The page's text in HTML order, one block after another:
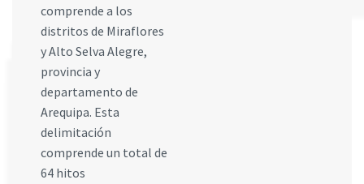
comprende a los
distritos de Miraflores
y Alto Selva Alegre,
provincia y
departamento de
Arequipa. Esta
delimitación
comprende un total de
64 hitos